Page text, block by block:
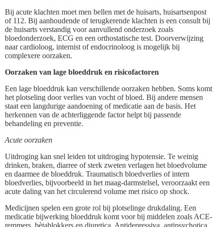
Bij acute klachten moet men bellen met de huisarts, huisartsenpost
of 112. Bij aanhoudende of terugkerende klachten is een consult bij
de huisarts verstandig voor aanvullend onderzoek zoals
bloedonderzoek, ECG en een orthostatische test. Doorverwijzing
naar cardioloog, internist of endocrinoloog is mogelijk bij
complexere oorzaken.
Oorzaken van lage bloeddruk en risicofactoren
Een lage bloeddruk kan verschillende oorzaken hebben. Soms komt
het plotseling door verlies van vocht of bloed. Bij andere mensen
staat een langdurige aandoening of medicatie aan de basis. Het
herkennen van de achterliggende factor helpt bij passende
behandeling en preventie.
Acute oorzaken
Uitdroging kan snel leiden tot uitdroging hypotensie. Te weinig
drinken, braken, diarree of sterk zweten verlagen het bloedvolume
en daarmee de bloeddruk. Traumatisch bloedverlies of intern
bloedverlies, bijvoorbeeld in het maag-darmstelsel, veroorzaakt een
acute daling van het circulerend volume met risico op shock.
Medicijnen spelen een grote rol bij plotselinge drukdaling. Een
medicatie bijwerking bloeddruk komt voor bij middelen zoals ACE-
remmers, bètablokkers en diuretica. Antidepressiva, antipsychotica